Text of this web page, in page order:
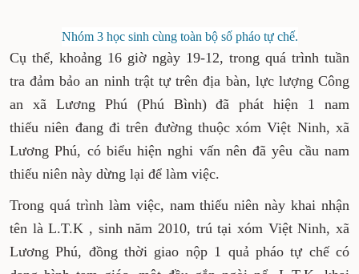
Nhóm 3 học sinh cùng toàn bộ số pháo tự chế.
Cụ thể, khoảng 16 giờ ngày 19-12, trong quá trình tuần
tra đảm bảo an ninh trật tự trên địa bàn, lực lượng Công
an xã Lương Phú (Phú Bình) đã phát hiện 1 nam
thiếu niên đang đi trên đường thuộc xóm Việt Ninh, xã
Lương Phú, có biểu hiện nghi vấn nên đã yêu cầu nam
thiếu niên này dừng lại để làm việc.
Trong quá trình làm việc, nam thiếu niên này khai nhận
tên là L.T.K , sinh năm 2010, trú tại xóm Việt Ninh, xã
Lương Phú, đồng thời giao nộp 1 quả pháo tự chế có